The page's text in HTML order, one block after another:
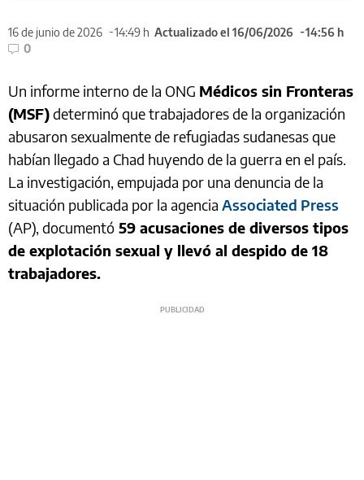
16 de junio de 2026 14:49 h Actualizado el 16/06/2026
14:56 h
0
Un informe interno de la ONG Médicos sin Fronteras
(MSF)determinó que trabajadores de la organización
abusaron sexualmente de refugiadas sudanesas que
habían llegado a Chad huyendo de la guerra en el país.
La investigación, empujada por una denuncia de la
situación publicada por la agencia Associated Press
(AP), documentó 59 acusaciones de diversos tipos
de explotación sexual y llevó al despido de 18
trabajadores.